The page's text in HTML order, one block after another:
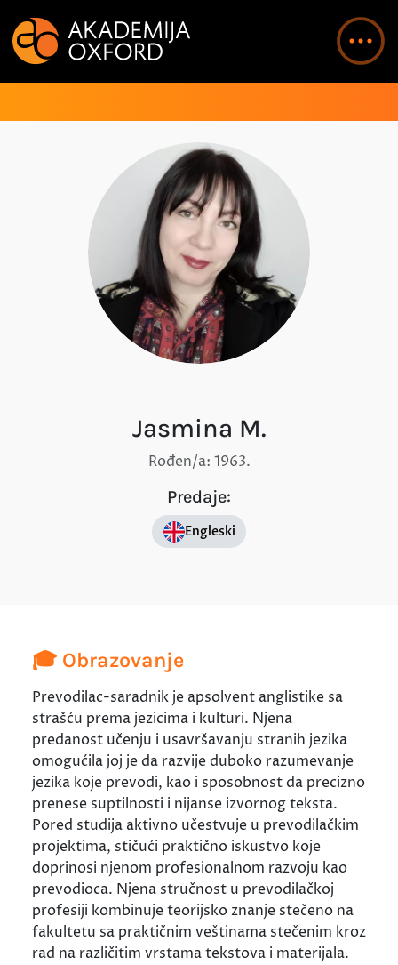
Jasmina M.
Rođen/a: 1963.
Predaje:
Engleski
🎓 Obrazovanje
Prevodilac-saradnik je apsolvent anglistike sa
strašću prema jezicima i kulturi. Njena
predanost učenju i usavršavanju stranih jezika
omogućila joj je da razvije duboko razumevanje
jezika koje prevodi, kao i sposobnost da precizno
prenese suptilnosti i nijanse izvornog teksta.
Pored studija aktivno učestvuje u prevodilačkim
projektima, stičući praktično iskustvo koje
doprinosi njenom profesionalnom razvoju kao
prevodioca. Njena stručnost u prevodilačkoj
profesiji kombinuje teorijsko znanje stečeno na
fakultetu sa praktičnim veštinama stečenim kroz
rad na različitim vrstama tekstova i materijala.